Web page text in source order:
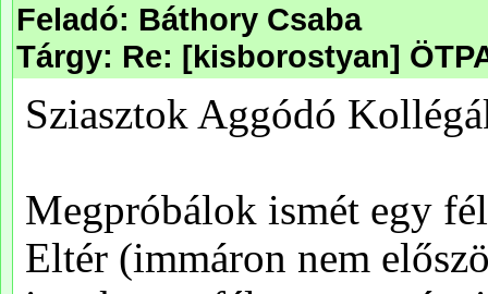
Feladó: Báthory Csaba
Tárgy: Re: [kisborostyan]